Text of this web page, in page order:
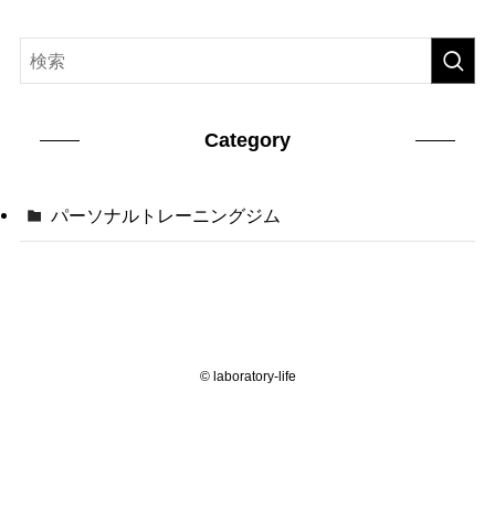
Category
パーソナルトレーニングジム
©laboratory-life